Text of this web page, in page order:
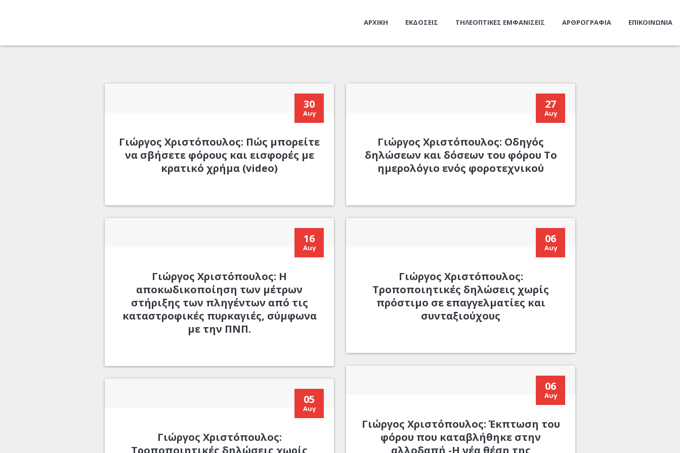
ΑΡΧΙΚΗ ΕΚΔΟΣΕΙΣ ΤΗΛΕΟΠΤΙΚΕΣ ΕΜΦΑΝΙΣΕΙΣ ΑΡΘΡΟΓΡΑΦΙΑ ΕΠΙΚΟΙΝΩΝΙΑ
30
Αυγ
Γιώργος Χριστόπουλος: Πώς μπορείτε
να σβήσετε φόρους και εισφορές με
κρατικό χρήμα (video)
27
Αυγ
Γιώργος Χριστόπουλος: Οδηγός
δηλώσεων και δόσεων του φόρου Το
ημερολόγιο ενός φοροτεχνικού
16
Αυγ
Γιώργος Χριστόπουλος: Η
αποκωδικοποίηση των μέτρων
στήριξης των πληγέντων από τις
καταστροφικές πυρκαγιές, σύμφωνα
με την ΠΝΠ.
06
Αυγ
Γιώργος Χριστόπουλος:
Τροποποιητικές δηλώσεις χωρίς
πρόστιμο σε επαγγελματίες και
συνταξιούχους
06
Αυγ
Γιώργος Χριστόπουλος: Έκπτωση του
φόρου που καταβλήθηκε στην
αλλοδαπή -Η νέα θέση της
05
Αυγ
Γιώργος Χριστόπουλος:
Τροποποιητικές δηλώσεις χωρίς